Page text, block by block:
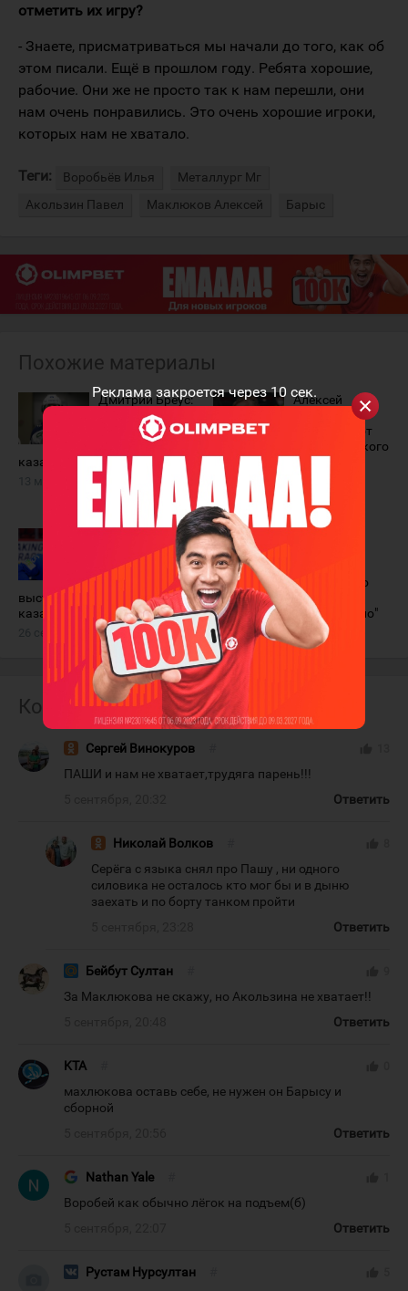
Реклама закроется через10 сек.
отметить их игру?
- Знаете, присматриваться мы начали до того, как об
этом писали. Ещё в прошлом году. Ребята хорошие,
рабочие. Они же не просто так к нам перешли, они
нам очень понравились. Это очень хорошие игроки,
которых нам не хватало.
Теги: Воробьёв Илья
Металлург Мг
Акользин Павел
Маклюков Алексей Барыс
Похожие материалы
Дмитрий Бреус:
Буду болеть за
"Магнитку",
ведь там
казахстанские игроки
13 марта 2024 года
Алексей
Маклюков
отказался от
казахстанского
гражданства и не будет
выступать за сборную
Казахстана
14 апреля 2023 года
игроки сборной
Казахстана
перестали
выступать в КХЛ под
казахстанским паспортом
26 сентября 2022 года
говорил, что
выступать за сборную
Казахстана очень приятно"
3 мая 2022 года
Комментарии
Сергей Винокуров
ПАШИ и нам не хватает,трудяга парень!!!
Ответить
Николай Волков
Серёга с языка снял про Пашу , ни одного
силовика не осталось кто мог бы и в дыню
заехать и по борту танком пройти
Ответить
Бейбут Султан
За Маклюкова не скажу, но Акользина не хватает!!
Ответить
KTA
махлюкова оставь себе, не нужен он Барысу и
сборной
Ответить
Nathan Yale
Воробей как обычно лёгок на подъем(б)
Ответить
Рустам Нурсултан